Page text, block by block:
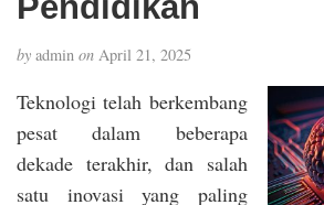
by admin on April 21, 2025
Teknologi telah berkembang
pesat dalam beberapa
dekade terakhir, dan salah
satu inovasi yang paling